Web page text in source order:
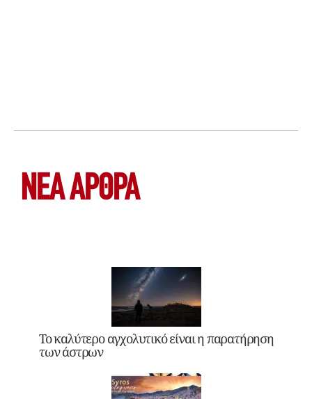
ΝΕΑ ΆΡΘΡΑ
Το καλύτερο αγχολυτικό είναι η παρατήρηση
των άστρων